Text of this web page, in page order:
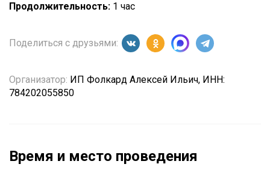
Продолжительность: 1 час
Поделиться с друзьями:
Организатор: ИП Фолкард Алексей Ильич, ИНН:
784202055850
Время и место проведения